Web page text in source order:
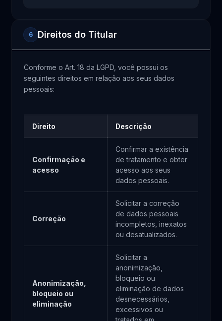
6 Direitos do Titular
Conforme o Art. 18 da LGPD, você possui os
seguintes direitos em relação aos seus dados
pessoais:
Direito Descrição
Confirmação e
acesso
Confirmar a existência
de tratamento e obter
acesso aos seus
dados pessoais.
Correção
Solicitar a correção
de dados pessoais
incompletos, inexatos
ou desatualizados.
Anonimização,
bloqueio ou
eliminação
Solicitar a
anonimização,
bloqueio ou
eliminação de dados
desnecessários,
excessivos ou